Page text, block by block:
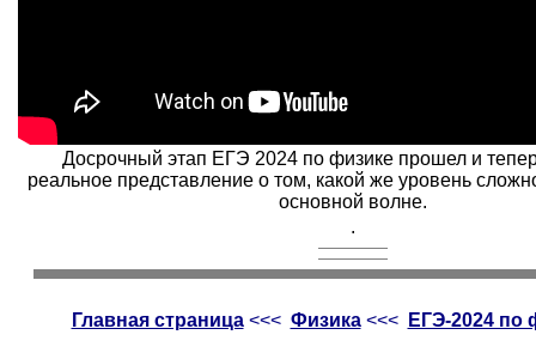
Досрочный этап ЕГЭ 2024 по физике прошел и
реальное представление о том, какой же уровень
основной волне.
.
Главная страница<<< Физика<<< ЕГЭ-2024 по